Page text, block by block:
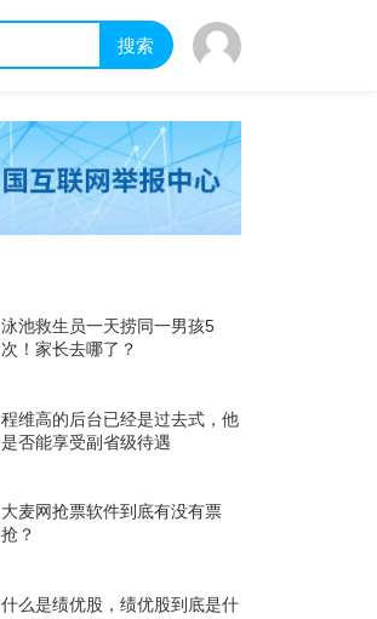
搜索
泳池救生员一天捞同一男孩5
次！家长去哪了？
程维高的后台已经是过去式，他
是否能享受副省级待遇
大麦网抢票软件到底有没有票
抢？
什么是绩优股，绩优股到底是什